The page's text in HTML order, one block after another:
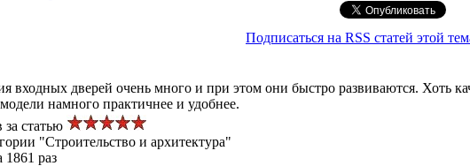
Подписаться на RSS статей этой
входных дверей очень много и при этом они быстро развиваются. Хоть
намного практичнее и удобнее.
за статью
"Строительство и архитектура"
1861 раз